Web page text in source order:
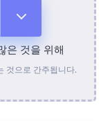
은 것을 위해
것으로 간주됩니다.